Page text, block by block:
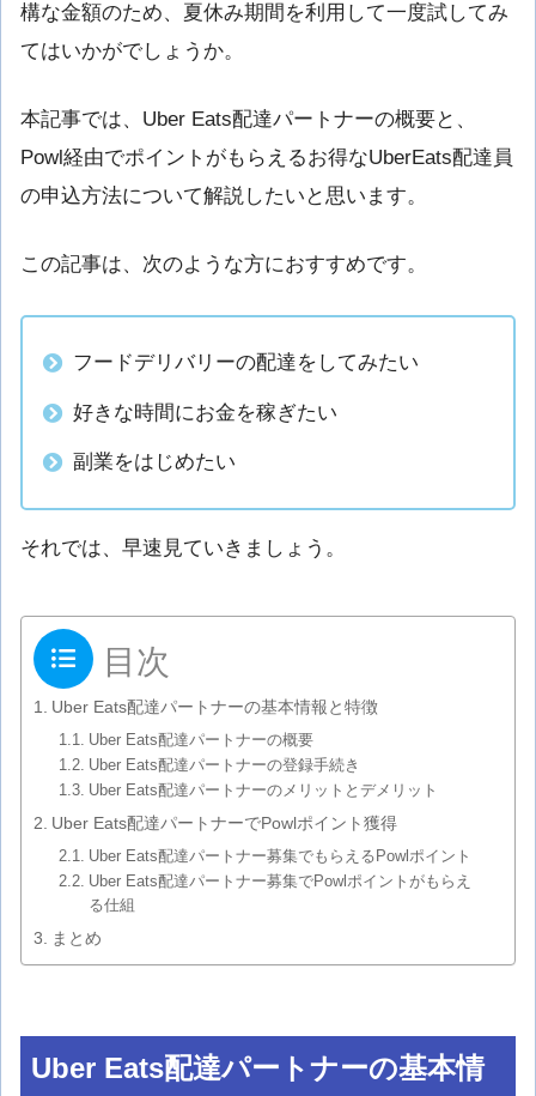
構な金額のため、夏休み期間を利用して一度試してみ
てはいかがでしょうか。
本記事では、Uber Eats配達パートナーの概要と、
Powl経由でポイントがもらえるお得なUberEats配達員
の申込方法について解説したいと思います。
この記事は、次のような方におすすめです。
フードデリバリーの配達をしてみたい
好きな時間にお金を稼ぎたい
副業をはじめたい
それでは、早速見ていきましょう。
目次
Uber Eats配達パートナーの基本情報と特徴
Uber Eats配達パートナーの概要
Uber Eats配達パートナーの登録手続き
Uber Eats配達パートナーのメリットとデメリット
Uber Eats配達パートナーでPowlポイント獲得
Uber Eats配達パートナー募集でもらえるPowlポイント
Uber Eats配達パートナー募集でPowlポイントがもらえ
る仕組
まとめ
Uber Eats配達パートナーの基本情